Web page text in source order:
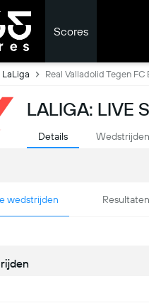
Scores
LaLiga Real Valladolid Tegen FC
LALIGA: LIVE
Details Wedstrijden
wedstrijden Resultaten